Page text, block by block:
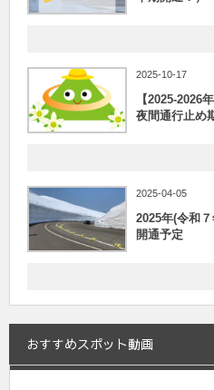
2025-10-17
【2025-2026
夜間通行止め
2025-04-05
2025年(令和
開通予定
おすすめスポット動画